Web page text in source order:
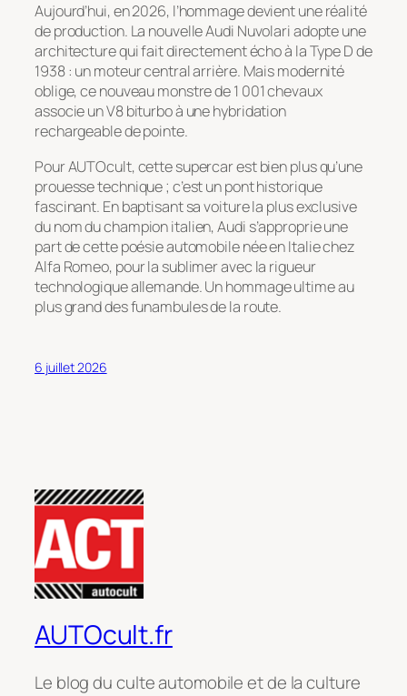
Aujourd’hui, en 2026, l’hommage devient une réalité
de production. La nouvelle Audi Nuvolari adopte une
architecture qui fait directement écho à la Type D de
1938 : un moteur central arrière. Mais modernité
oblige, ce nouveau monstre de 1 001 chevaux
associe un V8 biturbo à une hybridation
rechargeable de pointe.
Pour AUTOcult, cette supercar est bien plus qu’une
prouesse technique ; c’est un pont historique
fascinant. En baptisant sa voiture la plus exclusive
du nom du champion italien, Audi s’approprie une
part de cette poésie automobile née en Italie chez
Alfa Romeo, pour la sublimer avec la rigueur
technologique allemande. Un hommage ultime au
plus grand des funambules de la route.
6 juillet 2026
AUTOcult.fr
Le blog du culte automobile et de la culture